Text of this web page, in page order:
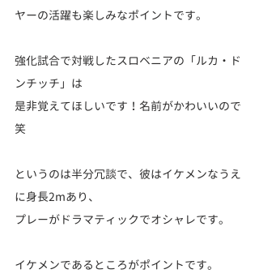
ヤーの活躍も楽しみなポイントです。
強化試合で対戦したスロベニアの「ルカ・ド
ンチッチ」は
是非覚えてほしいです！名前がかわいいので
笑
というのは半分冗談で、彼はイケメンなうえ
に身長2mあり、
プレーがドラマティックでオシャレです。
イケメンであるところがポイントです。